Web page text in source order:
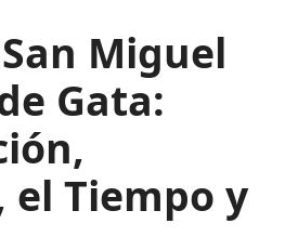
Miguel
Gata:
el Tiempo y